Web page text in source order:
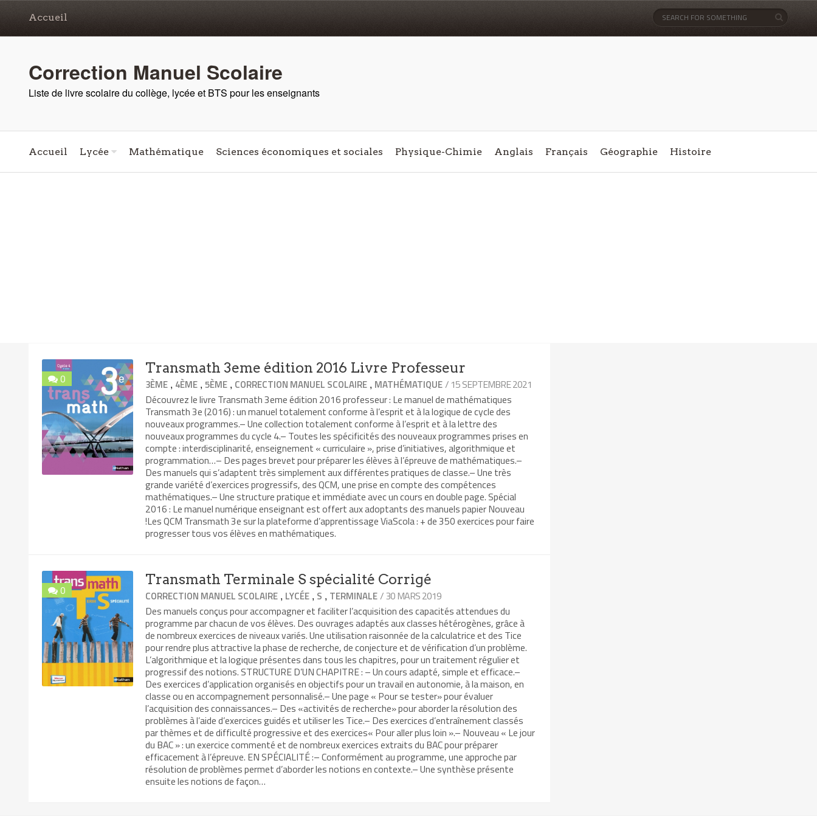
Accueil
Correction Manuel Scolaire
Liste de livre scolaire du collège, lycée et BTS pour les enseignants
Accueil Lycée Mathématique Sciences économiques et sociales Physique-Chimie Anglais Français Géographie Histoire
0
Transmath 3eme édition 2016 Livre Professeur
3ÈME , 4ÈME ,5ÈME , CORRECTION MANUEL SCOLAIRE , MATHÉMATIQUE/ 15 SEPTEMBRE 2021
Découvrez le livre Transmath 3eme édition 2016 professeur : Le manuel de mathématiques
Transmath 3e (2016) : un manuel totalement conforme à l’esprit et à la logique de cycle des
nouveaux programmes.– Une collection totalement conforme à l’esprit et à la lettre des
nouveaux programmes du cycle 4.– Toutes les spécificités des nouveaux programmes prises en
compte : interdisciplinarité, enseignement « curriculaire », prise d’initiatives, algorithmique et
programmation…– Des pages brevet pour préparer les élèves à l’épreuve de mathématiques.–
Des manuels qui s’adaptent très simplement aux différentes pratiques de classe.– Une très
grande variété d’exercices progressifs, des QCM, une prise en compte des compétences
mathématiques.– Une structure pratique et immédiate avec un cours en double page. Spécial
2016 : Le manuel numérique enseignant est offert aux adoptants des manuels papier Nouveau
!Les QCM Transmath 3e sur la plateforme d’apprentissage ViaScola : + de 350 exercices pour faire
progresser tous vos élèves en mathématiques.
0
Transmath Terminale S spécialité Corrigé
CORRECTION MANUEL SCOLAIRE , LYCÉE , S , TERMINALE/ 30 MARS 2019
Des manuels conçus pour accompagner et faciliter l’acquisition des capacités attendues du
programme par chacun de vos élèves. Des ouvrages adaptés aux classes hétérogènes, grâce à
de nombreux exercices de niveaux variés. Une utilisation raisonnée de la calculatrice et des Tice
pour rendre plus attractive la phase de recherche, de conjecture et de vérification d’un problème.
L’algorithmique et la logique présentes dans tous les chapitres, pour un traitement régulier et
progressif des notions. STRUCTURE D’UN CHAPITRE : – Un cours adapté, simple et efficace.–
Des exercices d’application organisés en objectifs pour un travail en autonomie, à la maison, en
classe ou en accompagnement personnalisé.– Une page « Pour se tester» pour évaluer
l’acquisition des connaissances.– Des «activités de recherche» pour aborder la résolution des
problèmes à l’aide d’exercices guidés et utiliser les Tice.– Des exercices d’entraînement classés
par thèmes et de difficulté progressive et des exercices« Pour aller plus loin ».– Nouveau « Le jour
du BAC » : un exercice commenté et de nombreux exercices extraits du BAC pour préparer
efficacement à l’épreuve. EN SPÉCIALITÉ :– Conformément au programme, une approche par
résolution de problèmes permet d’aborder les notions en contexte.– Une synthèse présente
ensuite les notions de façon…